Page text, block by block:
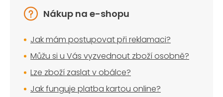
Nákup na e-shopu
Jak mám postupovat při reklamaci?
Můžu si u Vás vyzvednout zboží osobně?
Lze zboží zaslat v obálce?
Jak funguje platba kartou online?